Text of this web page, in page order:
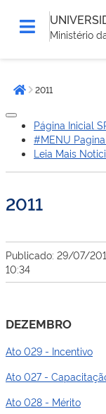
Ministério
estáPágina inicial
2011
Página Inicial
#MENU
Leia Mais
2011
Publicado: 29/07/
10:34
DEZEMBRO
Ato 029 - Incentivo
Ato 027 -
Ato 028 - Mérito